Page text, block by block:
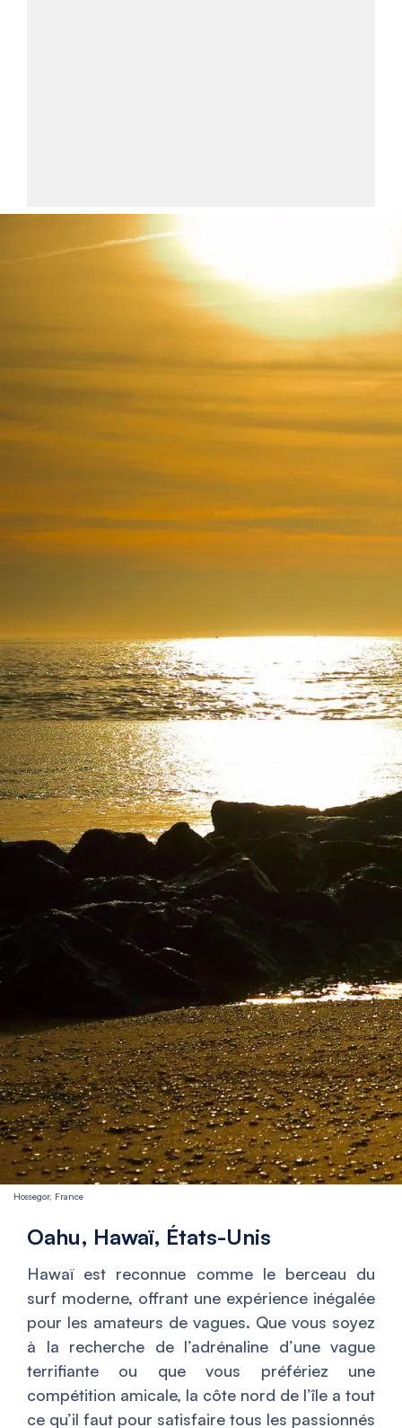
Hossegor, France
Oahu, Hawaï, États-Unis
Hawaï est reconnue comme le berceau du
surf moderne, offrant une expérience inégalée
pour les amateurs de vagues. Que vous soyez
à la recherche de l’adrénaline d’une vague
terrifiante ou que vous préfériez une
compétition amicale, la côte nord de l’île a tout
ce qu’il faut pour satisfaire tous les passionnés